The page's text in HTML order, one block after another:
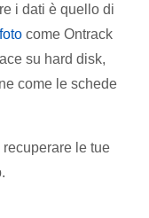
i dati è quello di
come Ontrack
su hard disk,
come le schede
recuperare le tue